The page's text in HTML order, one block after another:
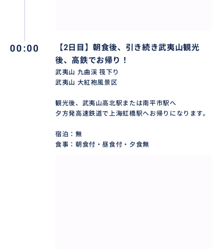
00:00
【2日目】朝食後、引き続き武夷山観光
後、高鉄でお帰り！
武夷山 九曲渓 筏下り
武夷山 大紅袍風景区
観光後、武夷山高北駅または南平市駅へ
夕方発高速鉄道で上海虹橋駅へお帰りになります。
宿泊：無
食事：朝食付・昼食付・夕食無